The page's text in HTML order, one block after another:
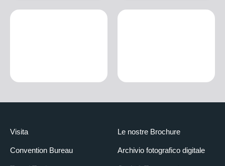
Visita
Convention Bureau
Le nostre Brochure
Archivio fotografico digitale